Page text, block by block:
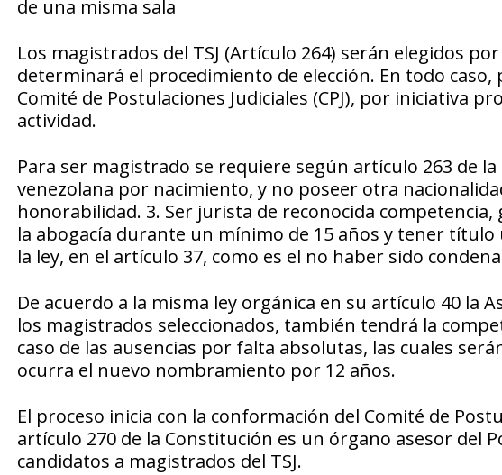
de una misma sala
Los magistrados del TSJ (Artículo 264) serán elegidos
determinará el procedimiento de elección. En todo
Comité de Postulaciones Judiciales (CPJ), por iniciativa
actividad.
Para ser magistrado se requiere según artículo 263 de
venezolana por nacimiento, y no poseer otra
honorabilidad. 3. Ser jurista de reconocida
la abogacía durante un mínimo de 15 años y tener
la ley, en el artículo 37, como es el no haber sido
De acuerdo a la misma ley orgánica en su artículo 40 la
los magistrados seleccionados, también tendrá la
caso de las ausencias por falta absolutas, las cuales
ocurra el nuevo nombramiento por 12 años.
El proceso inicia con la conformación del Comité de
artículo 270 de la Constitución es un órgano asesor del
candidatos a magistrados del TSJ.